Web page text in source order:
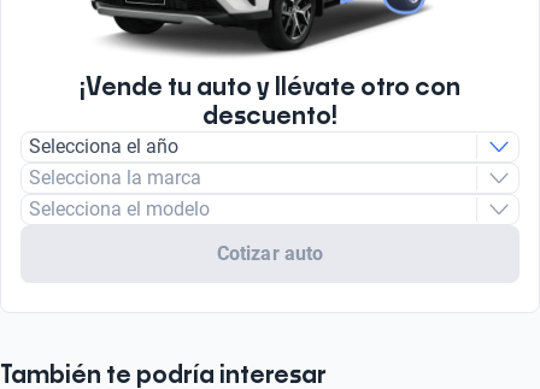
¡Vende tu auto y llévate otro con
descuento!
Selecciona el año
Selecciona la marca
Selecciona el modelo
Cotizar auto
También te podría interesar